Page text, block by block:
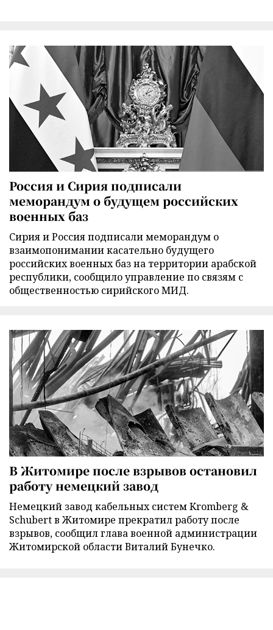
Россия и Сирия подписали
меморандум о будущем российских
военных баз
Сирия и Россия подписали меморандум о
взаимопонимании касательно будущего
российских военных баз на территории арабской
республики, сообщило управление по связям с
общественностью сирийского МИД.
В Житомире после взрывов остановил
работу немецкий завод
Немецкий завод кабельных систем Kromberg &
Schubert в Житомире прекратил работу после
взрывов, сообщил глава военной администрации
Житомирской области Виталий Бунечко.